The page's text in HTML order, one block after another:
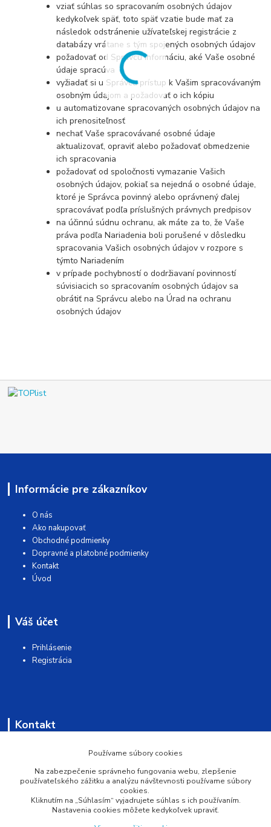
vziať súhlas so spracovaním osobných údajov
kedykoľvek späť, toto späť vzatie bude mať za
následok odstránenie užívateľskej registrácie z
databázy vrátane s tým spojených osobných údajov
požadovať od Správcu informáciu, aké Vaše osobné
údaje spracúva
vyžiadať si u Správcu prístup k Vašim spracovávaným
osobným údajom a požadovať o ich kópiu
u automatizovane spracovaných osobných údajov na
ich prenositeľnosť
nechať Vaše spracovávané osobné údaje
aktualizovať, opraviť alebo požadovať obmedzenie
ich spracovania
požadovať od spoločnosti vymazanie Vašich
osobných údajov, pokiaľ sa nejedná o osobné údaje,
ktoré je Správca povinný alebo oprávnený ďalej
spracovávať podľa príslušných právnych predpisov
na účinnú súdnu ochranu, ak máte za to, že Vaše
práva podľa Nariadenia boli porušené v dôsledku
spracovania Vašich osobných údajov v rozpore s
týmto Nariadením
v prípade pochybností o dodržiavaní povinností
súvisiacich so spracovaním osobných údajov sa
obrátiť na Správcu alebo na Úrad na ochranu
osobných údajov
Informácie pre zákazníkov
O nás
Ako nakupovať
Obchodné podmienky
Dopravné a platobné podmienky
Kontakt
Úvod
Váš účet
Prihlásenie
Registrácia
Kontakt
0902 527 909
info@pprsystem.sk
Používame súbory cookies
Na zabezpečenie správneho fungovania webu, zlepšenie
používateľského zážitku a analýzu návštevnosti používame súbory
cookies.
Kliknutím na „Súhlasím“ vyjadrujete súhlas s ich používaním.
Nastavenia cookies môžete kedykoľvek upraviť.